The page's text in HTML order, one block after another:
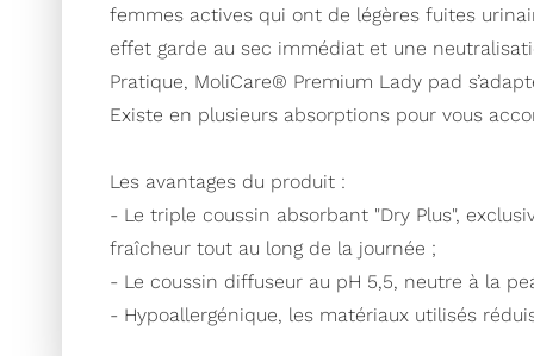
femmes actives qui ont de légères fuites
effet garde au sec immédiat et une
Pratique, MoliCare® Premium Lady pad
Existe en plusieurs absorptions pour vous
Les avantages du produit :
- Le triple coussin absorbant "Dry Plus",
fraîcheur tout au long de la journée ;
- Le coussin diffuseur au pH 5,5, neutre à la
- Hypoallergénique, les matériaux utilisés